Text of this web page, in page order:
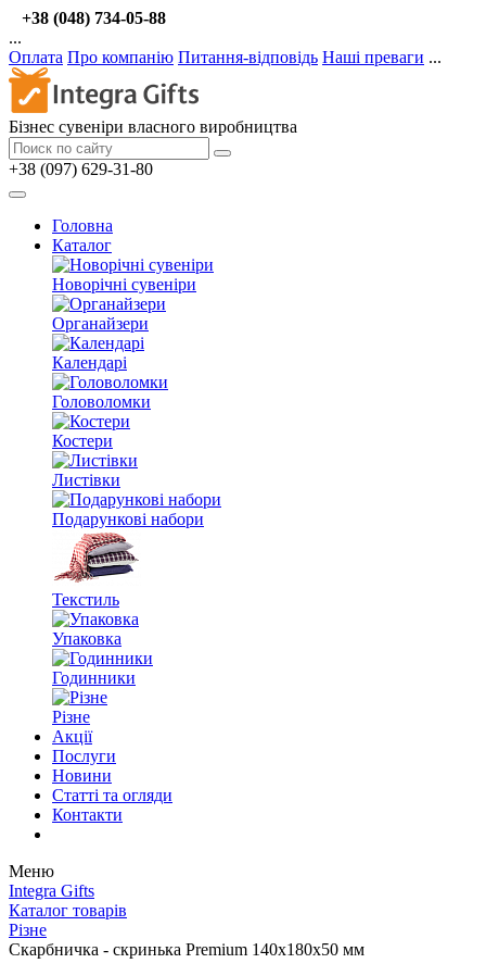
+38 (048) 734-05-88
...
Оплата Про компанію Питання-відповідь Наші преваги ...
Бізнес сувеніри власного виробництва
+38 (097) 629-31-80
Головна
Каталог
Новорічні сувеніри
Органайзери
Календарі
Головоломки
Костери
Листівки
Подарункові набори
Текстиль
Упаковка
Годинники
Різне
Акції
Послуги
Новини
Статті та огляди
Контакти
Меню
Integra Gifts
Каталог товарів
Різне
Скарбничка - скринька Premium 140х180х50 мм